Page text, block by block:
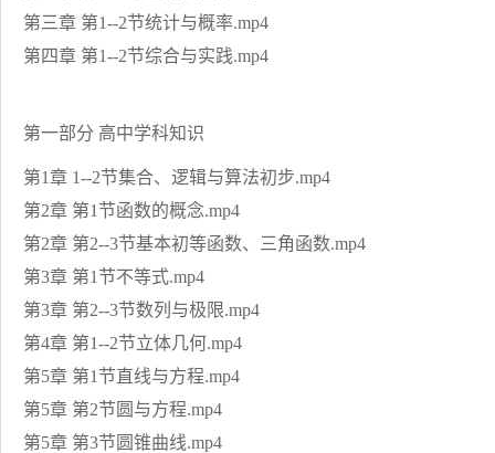
第三章 第1--2节统计与概率.mp4
第四章 第1--2节综合与实践.mp4
第一部分 高中学科知识
第1章 1--2节集合、逻辑与算法初步.mp4
第2章 第1节函数的概念.mp4
第2章 第2--3节基本初等函数、三角函数.mp4
第3章 第1节不等式.mp4
第3章 第2--3节数列与极限.mp4
第4章 第1--2节立体几何.mp4
第5章 第1节直线与方程.mp4
第5章 第2节圆与方程.mp4
第5章 第3节圆锥曲线.mp4